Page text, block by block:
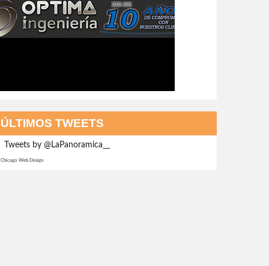
ÚLTIMOS TWEETS
Tweets by @LaPanoramica__
Chicago Web Design